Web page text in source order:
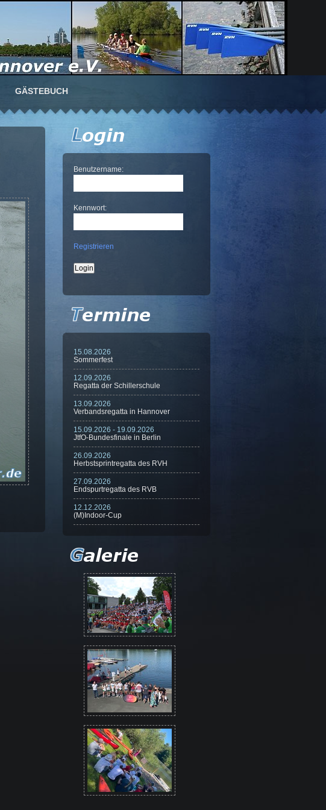
GÄSTEBUCH
Benutzername:
Kennwort:
Registrieren
15.08.2026
Sommerfest
12.09.2026
Regatta der Schillerschule
13.09.2026
Verbandsregatta in Hannover
15.09.2026 - 19.09.2026
JtfO-Bundesfinale in Berlin
26.09.2026
Herbstsprintregatta des RVH
27.09.2026
Endspurtregatta des RVB
12.12.2026
(M)Indoor-Cup